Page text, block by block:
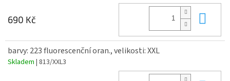
690 Kč
barvy: 223 fluorescenční oran., velikosti: XXL
Skladem | 813/XXL3